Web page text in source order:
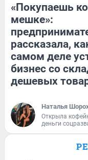
«Покупаешь
мешке»:
рассказала,
самом деле
бизнес со
дешевых
Наталья
Открыла
деньги